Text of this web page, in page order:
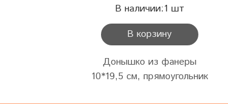
В наличии:1 шт
В корзину
Донышко из фанеры
10*19,5 см, прямоугольник